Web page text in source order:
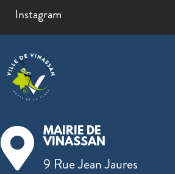
Instagram

MAIRIE DE
VINASSAN
9 Rue Jean Jaures